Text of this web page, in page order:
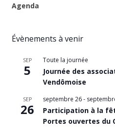
Agenda
Évènements à venir
SEP
5
Toute la journée
Journée des
Vendômoise
SEP
26
septembre 26-
Participation à la
Portes ouvertes du